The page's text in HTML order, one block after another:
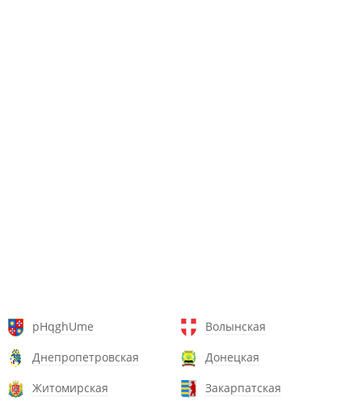
pHqghUme
Волынская
Днепропетровская
Донецкая
Житомирская
Закарпатская